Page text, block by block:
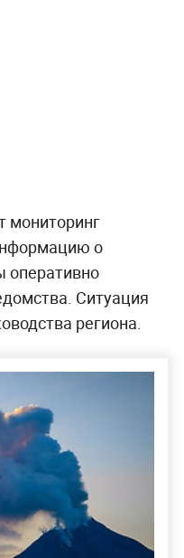
мониторинг
о
оперативно
Ситуация
региона.